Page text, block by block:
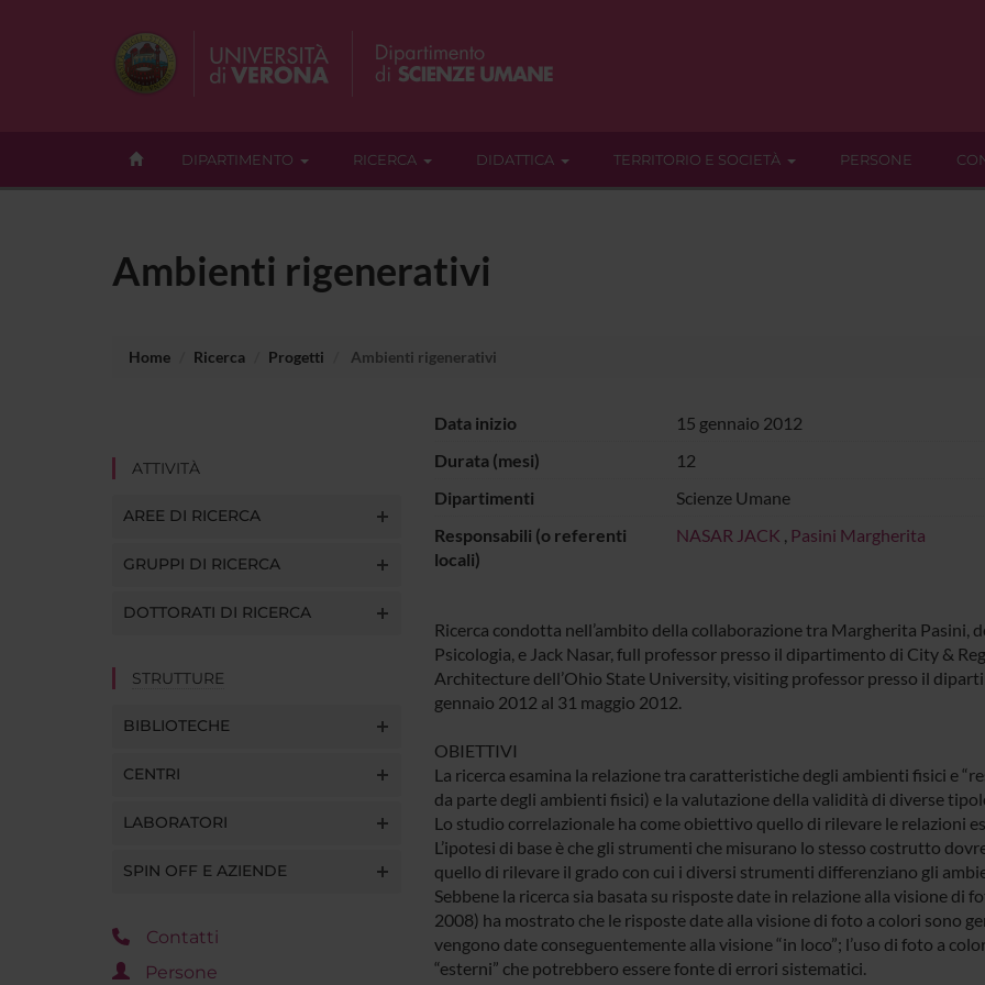
DIPARTIMENTO RICERCA DIDATTICA TERRITORIO E SOCIETÀ PERSONE
Ambienti rigenerativi
Home Ricerca Progetti Ambienti rigenerativi
ATTIVITÀ
AREE DI RICERCA
GRUPPI DI RICERCA
DOTTORATI DI RICERCA
STRUTTURE
BIBLIOTECHE
CENTRI
LABORATORI
SPIN OFF E AZIENDE
Contatti
Persone
Data inizio
15 gennaio 2012
Durata (mesi)
12
Dipartimenti
Scienze Umane
Responsabili (o referenti
locali)
NASAR JACK , Pasini Margherita
Ricerca condotta nell’ambito della collaborazione tra Margherita Pasini,
Psicologia, e Jack Nasar, full professor presso il dipartimento di City &
Architecture dell’Ohio State University, visiting professor presso il
gennaio 2012 al 31 maggio 2012.
OBIETTIVI
La ricerca esamina la relazione tra caratteristiche degli ambienti fisici e
da parte degli ambienti fisici) e la valutazione della validità di diverse
Lo studio correlazionale ha come obiettivo quello di rilevare le relazioni
L’ipotesi di base è che gli strumenti che misurano lo stesso costrutto
quello di rilevare il grado con cui i diversi strumenti differenziano gli
Sebbene la ricerca sia basata su risposte date in relazione alla visione di
2008) ha mostrato che le risposte date alla visione di foto a colori sono
vengono date conseguentemente alla visione “in loco”; l’uso di foto a
“esterni” che potrebbero essere fonte di errori sistematici.